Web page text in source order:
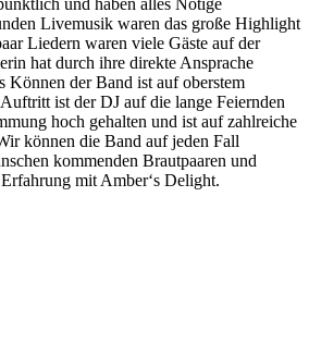
Livemusik waren das große Highlight
Liedern waren viele Gäste auf der
hat durch ihre direkte Ansprache
Können der Band ist auf oberstem
ist der DJ auf die lange Feiernden
hoch gehalten und ist auf zahlreiche
können die Band auf jeden Fall
kommenden Brautpaaren und
mit Amber‘s Delight.